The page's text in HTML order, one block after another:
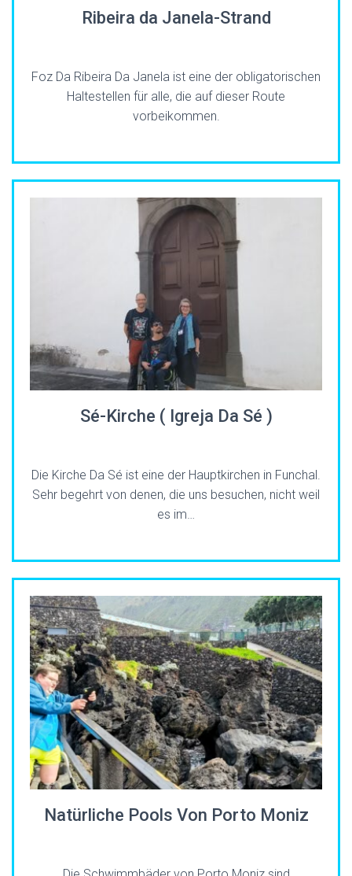
Ribeira da Janela-Strand
Foz Da Ribeira Da Janela ist eine der obligatorischen
Haltestellen für alle, die auf dieser Route
vorbeikommen.
Sé-Kirche ( Igreja Da Sé )
Die Kirche Da Sé ist eine der Hauptkirchen in Funchal.
Sehr begehrt von denen, die uns besuchen, nicht weil
es im…
Natürliche Pools Von Porto Moniz